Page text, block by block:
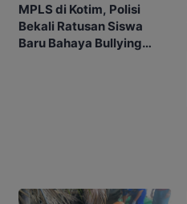
MPLS di Kotim, Polisi
Bekali Ratusan Siswa
Baru Bahaya Bullying